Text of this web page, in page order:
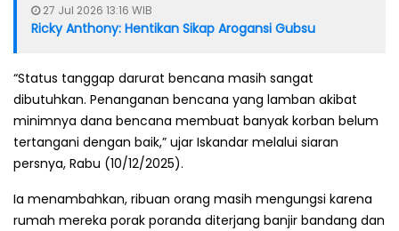
27 Jul 2026 13:16 WIB
Ricky Anthony: Hentikan Sikap Arogansi Gubsu
“Status tanggap darurat bencana masih sangat
dibutuhkan. Penanganan bencana yang lamban akibat
minimnya dana bencana membuat banyak korban belum
tertangani dengan baik,” ujar Iskandar melalui siaran
persnya, Rabu (10/12/2025).
Ia menambahkan, ribuan orang masih mengungsi karena
rumah mereka porak poranda diterjang banjir bandang dan